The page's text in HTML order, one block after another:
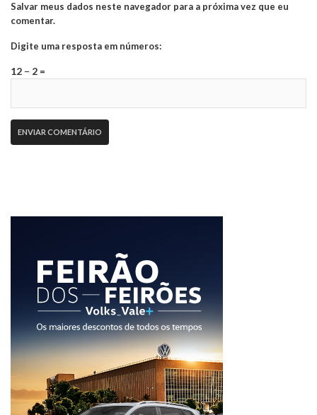
Salvar meus dados neste navegador para a próxima vez que eu
comentar.
Digite uma resposta em números:
12 − 2 =